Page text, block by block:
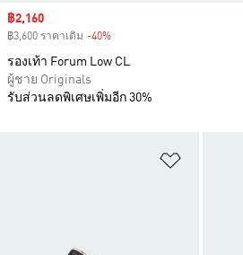
Sale price
฿2,160
฿3,600 ราคาเดิม -40%
รองเท้า Forum Low CL
ผู้ชาย Originals
รับส่วนลดพิเศษเพิ่มอีก 30%